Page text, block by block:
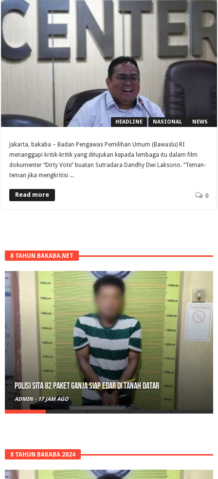
HEADLINE NASIONAL NEWS
Jakarta, bakaba – Badan Pengawas Pemilihan Umum (Bawaslu) RI
menanggapi kritik-kritik yang ditujukan kepada lembaga itu dalam film
dokumenter “Dirty Vote” buatan Sutradara Dandhy Dwi Laksono. “Teman-
teman jika mengkritisi ...
Read more 0
8 TAHUN BAKABA.NET
Polisi Sita 82 Paket Ganja Siap Edar di Tanah Datar
ADMIN - 17 JAM AGO
8 TAHUN BAKABA 2024